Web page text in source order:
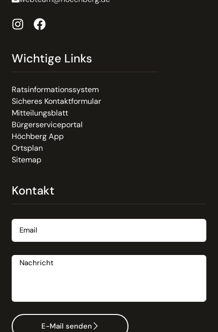
Wichtige Links
Ratsinformationssystem
Sicheres Kontaktformular
Mitteilungsblatt
Bürgerserviceportal
Höchberg App
Ortsplan
Sitemap
Kontakt
E-Mail senden